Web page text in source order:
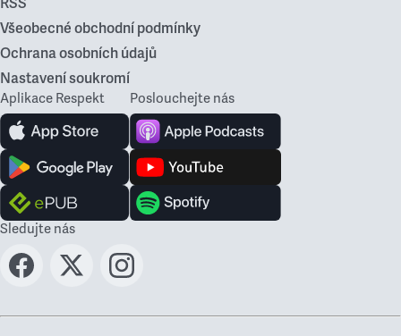
RSS
Všeobecné obchodní podmínky
Ochrana osobních údajů
Nastavení soukromí
Aplikace Respekt Poslouchejte nás
Sledujte nás